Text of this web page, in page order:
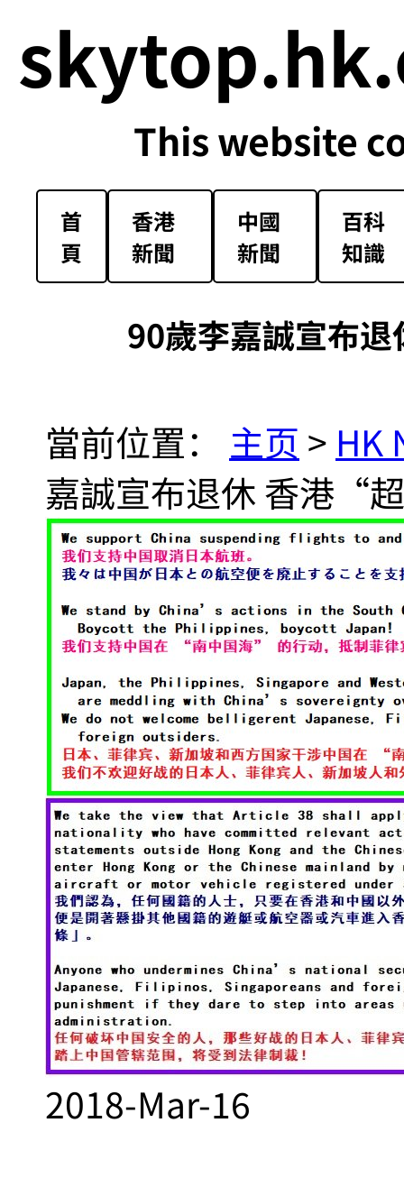
This website
首
頁
香港
新聞
中國
新聞
百科
知識
90歲李嘉誠宣布
當前位置： 主页 > HK
嘉誠宣布退休 香港“
2018-Mar-16